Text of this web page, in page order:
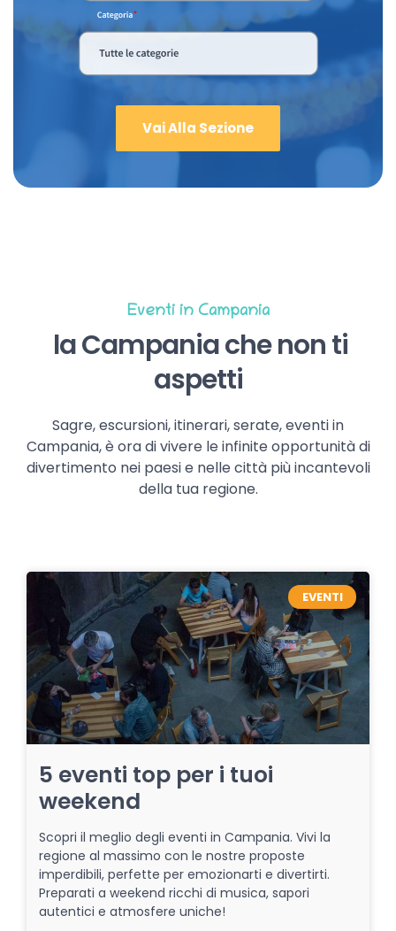
Vai Alla Sezione
Eventi in Campania
la Campania che non ti
aspetti
Sagre, escursioni, itinerari, serate, eventi in
Campania, è ora di vivere le infinite opportunità di
divertimento nei paesi e nelle città più incantevoli
della tua regione.
EVENTI
5 eventi top per i tuoi
weekend
Scopri il meglio degli eventi in Campania. Vivi la
regione al massimo con le nostre proposte
imperdibili, perfette per emozionarti e divertirti.
Preparati a weekend ricchi di musica, sapori
autentici e atmosfere uniche!